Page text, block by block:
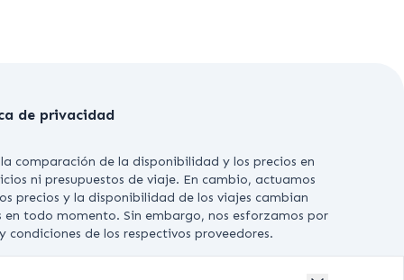
de privacidad
comparación de la disponibilidad y los precios en
ni presupuestos de viaje. En cambio, actuamos
precios y la disponibilidad de los viajes cambian
todo momento. Sin embargo, nos esforzamos por
de los respectivos proveedores.